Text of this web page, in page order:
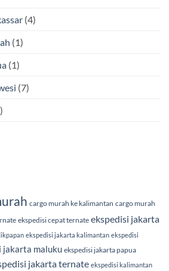
(4)
(1)
(1)
(7)
cargo murah ke kalimantan cargo murah
ekspedisi cepat ternate ekspedisi jakarta
ekspedisi jakarta kalimantan ekspedisi
jakarta malukuekspedisi jakarta papua
jakarta ternate ekspedisi kalimantan